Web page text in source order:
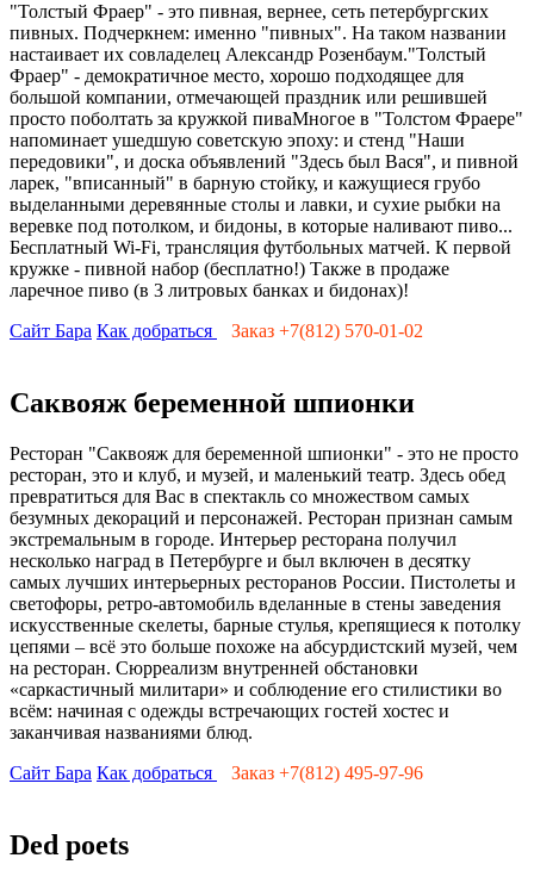
"Толстый Фраер" - это пивная, вернее, сеть петербургских
пивных. Подчеркнем: именно "пивных". На таком названии
настаивает их совладелец Александр Розенбаум."Толстый
Фраер" - демократичное место, хорошо подходящее для
большой компании, отмечающей праздник или решившей
просто поболтать за кружкой пиваМногое в "Толстом Фраере"
напоминает ушедшую советскую эпоху: и стенд "Наши
передовики", и доска объявлений "Здесь был Вася", и пивной
ларек, "вписанный" в барную стойку, и кажущиеся грубо
выделанными деревянные столы и лавки, и сухие рыбки на
веревке под потолком, и бидоны, в которые наливают пиво...
Бесплатный Wi-Fi, трансляция футбольных матчей. К первой
кружке - пивной набор (бесплатно!) Также в продаже
ларечное пиво (в 3 литровых банках и бидонах)!
Сайт Бара Как добраться Заказ +7(812) 570-01-02
Саквояж беременной шпионки
Ресторан "Саквояж для беременной шпионки" - это не просто
ресторан, это и клуб, и музей, и маленький театр. Здесь обед
превратиться для Вас в спектакль со множеством самых
безумных декораций и персонажей. Ресторан признан самым
экстремальным в городе. Интерьер ресторана получил
несколько наград в Петербурге и был включен в десятку
самых лучших интерьерных ресторанов России. Пистолеты и
светофоры, ретро-автомобиль вделанные в стены заведения
искусственные скелеты, барные стулья, крепящиеся к потолку
цепями – всё это больше похоже на абсурдистский музей, чем
на ресторан. Сюрреализм внутренней обстановки
«саркастичный милитари» и соблюдение его стилистики во
всём: начиная с одежды встречающих гостей хостес и
заканчивая названиями блюд.
Сайт Бара Как добраться Заказ +7(812) 495-97-96
Ded poets